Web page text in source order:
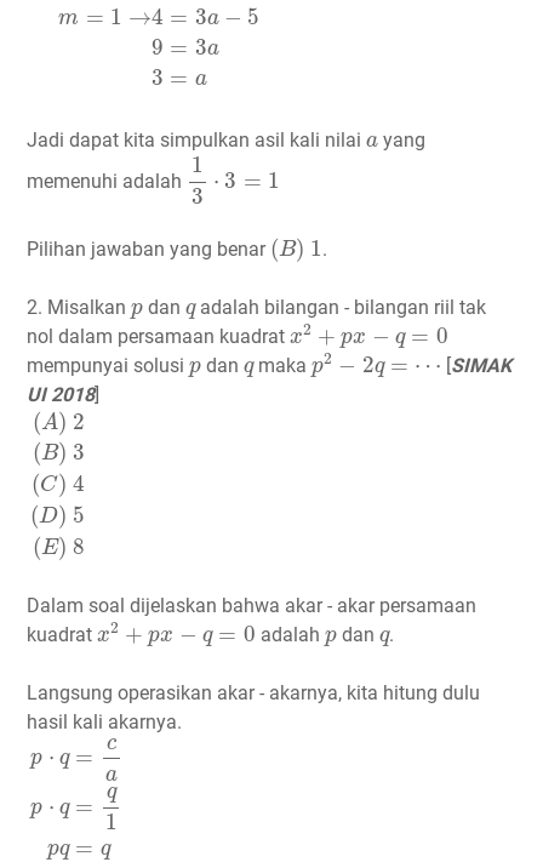
m = 1 →4 = 3a − 5
9 = 3a
3 = a
Jadi dapat kita simpulkan asil kali nilai a
a yang
memenuhi adalah
1
3
⋅ 3 = 1
13⋅3=1
Pilihan jawaban yang benar ( B) 1
(B) 1 .
2. Misalkan p
p dan q
qadalah bilangan - bilangan riil tak
nol dalam persamaan kuadrat x2 + px − q = 0
x2+p −q=0
mempunyai solusi p
p dan q
qmakap2 − 2q = ⋯
p2 −2q ⋯ [SIMAK
UI 2018]
(A) 2
(B) 3
(C) 4
(D) 5
(E) 8
(A ) 2(B
Dalam soal dijelaskan bahwa akar - akar persamaan
kuadrat x2 + px − q = 0
x2+px−q=0 adalah p
pdan q
q.
Langsung operasikan akar - akarnya, kita hitung dulu
hasil kali akarnya.
p ⋅ q =
c
a
p ⋅ q =
q
1
pq = q
p⋅q= cap⋅q=q1p